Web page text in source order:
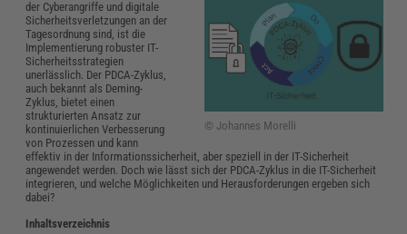
© Johannes Morelli
der Cyberangriffe und digitale
Sicherheitsverletzungen an der
Tagesordnung sind, ist die
Implementierung robuster IT-
Sicherheitsstrategien
unerlässlich. Der PDCA-Zyklus,
auch bekannt als Deming-
Zyklus, bietet einen
strukturierten Ansatz zur
kontinuierlichen Verbesserung
von Prozessen und kann
effektiv in der Informationssicherheit, aber speziell in der IT-Sicherheit
angewendet werden. Doch wie lässt sich der PDCA-Zyklus in die IT-Sicherheit
integrieren, und welche Möglichkeiten und Herausforderungen ergeben sich
dabei?
Inhaltsverzeichnis